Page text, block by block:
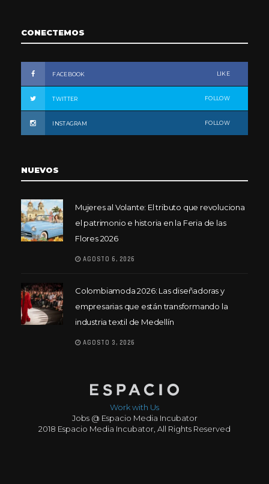
CONECTEMOS
FACEBOOK LIKE
TWITTER FOLLOW
INSTAGRAM FOLLOW
NUEVOS
Mujeres al Volante: El tributo que revoluciona
el patrimonio e historia en la Feria de las
Flores 2026
AGOSTO 6, 2026
Colombiamoda 2026: Las diseñadoras y
empresarias que están transformando la
industria textil de Medellín
AGOSTO 3, 2026
Work with Us
Jobs @ Espacio Media Incubator
2018 Espacio Media Incubator, All Rights Reserved